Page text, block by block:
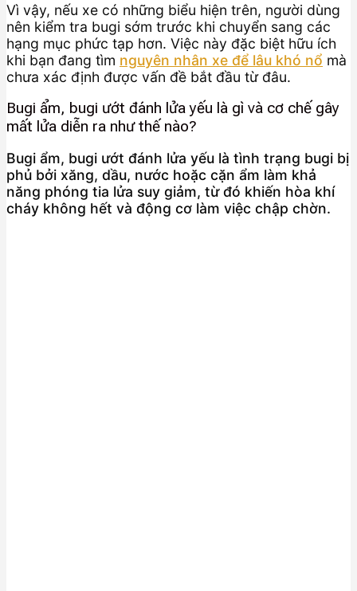
Vì vậy, nếu xe có những biểu hiện trên, người dùng
nên kiểm tra bugi sớm trước khi chuyển sang các
hạng mục phức tạp hơn. Việc này đặc biệt hữu ích
khi bạn đang tìm nguyên nhân xe để lâu khó nổ mà
chưa xác định được vấn đề bắt đầu từ đâu.
Bugi ẩm, bugi ướt đánh lửa yếu là gì và cơ chế gây
mất lửa diễn ra như thế nào?
Bugi ẩm, bugi ướt đánh lửa yếu là tình trạng bugi bị
phủ bởi xăng, dầu, nước hoặc cặn ẩm làm khả
năng phóng tia lửa suy giảm, từ đó khiến hòa khí
cháy không hết và động cơ làm việc chập chờn.